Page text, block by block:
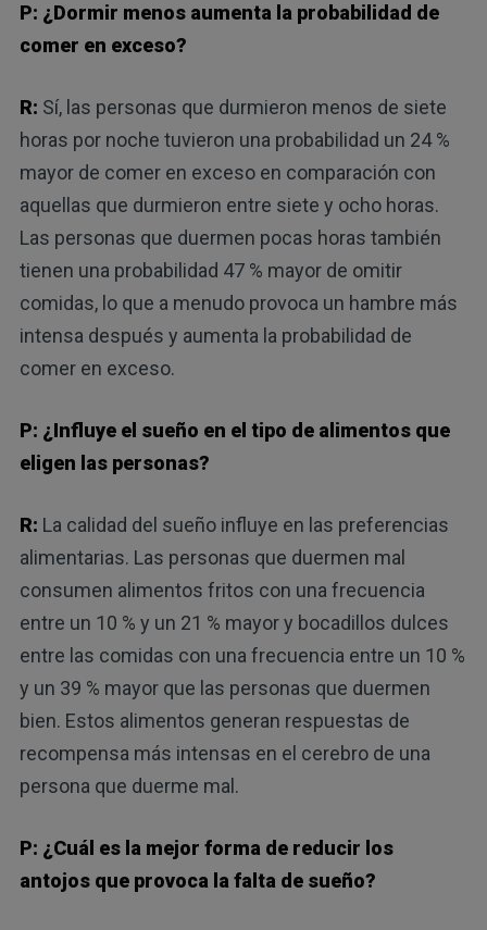
P: ¿Dormir menos aumenta la probabilidad de
comer en exceso?
R: Sí, las personas que durmieron menos de siete
horas por noche tuvieron una probabilidad un 24 %
mayor de comer en exceso en comparación con
aquellas que durmieron entre siete y ocho horas.
Las personas que duermen pocas horas también
tienen una probabilidad 47 % mayor de omitir
comidas, lo que a menudo provoca un hambre más
intensa después y aumenta la probabilidad de
comer en exceso.
P: ¿Influye el sueño en el tipo de alimentos que
eligen las personas?
R: La calidad del sueño influye en las preferencias
alimentarias. Las personas que duermen mal
consumen alimentos fritos con una frecuencia
entre un 10 % y un 21 % mayor y bocadillos dulces
entre las comidas con una frecuencia entre un 10 %
y un 39 % mayor que las personas que duermen
bien. Estos alimentos generan respuestas de
recompensa más intensas en el cerebro de una
persona que duerme mal.
P: ¿Cuál es la mejor forma de reducir los
antojos que provoca la falta de sueño?